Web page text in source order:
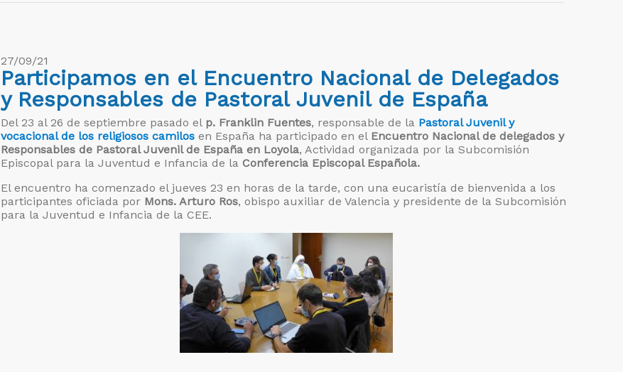
27/09/21
Participamos en el Encuentro Nacional de Delegados
y Responsables de Pastoral Juvenil de España
Del 23 al 26 de septiembre pasado el p. Franklin Fuentes, responsable de la Pastoral Juvenil y
vocacional de los religiosos camilos en España ha participado en el Encuentro Nacional de delegados y
Responsables de Pastoral Juvenil de España en Loyola, Actividad organizada por la Subcomisión
Episcopal para la Juventud e Infancia de la Conferencia Episcopal Española.
El encuentro ha comenzado el jueves 23 en horas de la tarde, con una eucaristía de bienvenida a los
participantes oficiada por Mons. Arturo Ros, obispo auxiliar de Valencia y presidente de la Subcomisión
para la Juventud e Infancia de la CEE.